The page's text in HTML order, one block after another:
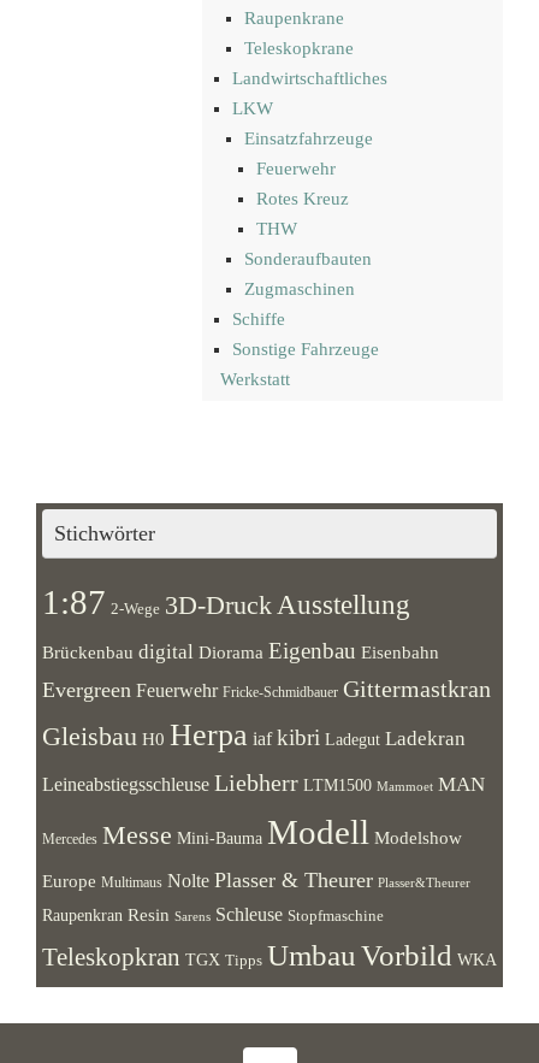
Raupenkrane
Teleskopkrane
Landwirtschaftliches
LKW
Einsatzfahrzeuge
Feuerwehr
Rotes Kreuz
THW
Sonderaufbauten
Zugmaschinen
Schiffe
Sonstige Fahrzeuge
Werkstatt
Stichwörter
1:87 2-Wege 3D-DruckAusstellung
Brückenbau digital Diorama Eigenbau Eisenbahn
Evergreen Feuerwehr Fricke-Schmidbauer Gittermastkran
Gleisbau H0 Herpa iaf kibri Ladegut Ladekran
Leineabstiegsschleuse Liebherr LTM1500 Mammoet MAN
Mercedes Messe Mini-Bauma Modell Modelshow
Europe Multimaus Nolte Plasser & Theurer Plasser&Theurer
Raupenkran Resin Sarens Schleuse Stopfmaschine
Teleskopkran TGX Tipps Umbau Vorbild WKA